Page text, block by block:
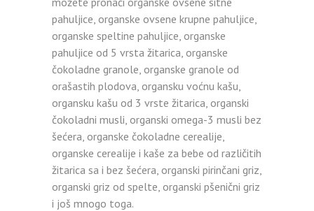
pahuljice, organske ovsene krupne pahuljice,
organske speltine pahuljice, organske
pahuljice od 5 vrsta žitarica, organske
čokoladne granole, organske granole od
orašastih plodova, organsku voćnu kašu,
organsku kašu od 3 vrste žitarica, organski
čokoladni musli, organski omega-3 musli bez
šećera, organske čokoladne cerealije,
organske cerealije i kaše za bebe od različitih
žitarica sa i bez šećera, organski pirinčani griz,
organski griz od spelte, organski pšenični griz
i još mnogo toga.